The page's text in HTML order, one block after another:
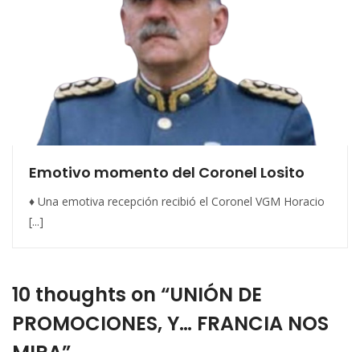
Emotivo momento del Coronel Losito
♦ Una emotiva recepción recibió el Coronel VGM Horacio
[...]
10 thoughts on “UNIÓN DE
PROMOCIONES, Y… FRANCIA NOS